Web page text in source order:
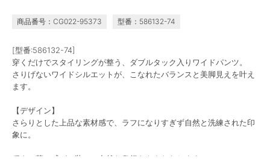
商品番号：CG022-95373 型番：586132-74
[型番:586132-74]
穿くだけでスタイリングが整う、ダブルタック入りワイドパンツ。
さりげないワイドシルエットが、こなれたバランスと美脚見えを叶え
ます。
【デザイン】
さらりとした上品な素材感で、ラフになりすぎず自然と洗練された印
象に。
程よい落ち感が、装いに自然な奥行きをもたらします。